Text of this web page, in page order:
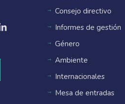
Consejo directivo
Informes de gestión
Género
Ambiente
Internacionales
Mesa de entradas